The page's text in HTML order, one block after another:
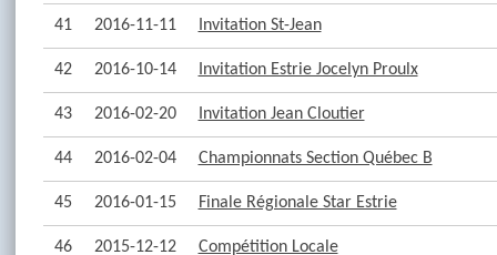
41 2016-11-11 Invitation St-Jean
42 2016-10-14 Invitation Estrie Jocelyn Proulx
43 2016-02-20 Invitation Jean Cloutier
44 2016-02-04 Championnats Section Québec B
45 2016-01-15 Finale Régionale Star Estrie
46 2015-12-12 Compétition Locale